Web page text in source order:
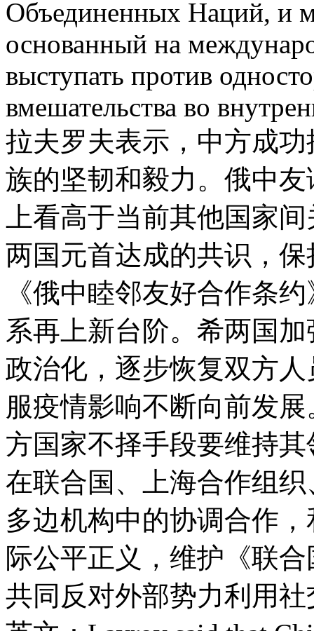
Объединенных Наций, и
основанный на
выступать против
вмешательства во
拉夫罗夫表示，中方成
族的坚韧和毅力。俄中
上看高于当前其他国家
两国元首达成的共识，
《俄中睦邻友好合作条
系再上新台阶。希两国
政治化，逐步恢复双方
服疫情影响不断向前发
方国家不择手段要维持
在联合国、上海合作组
多边机构中的协调合作
际公平正义，维护《联
共同反对外部势力利用